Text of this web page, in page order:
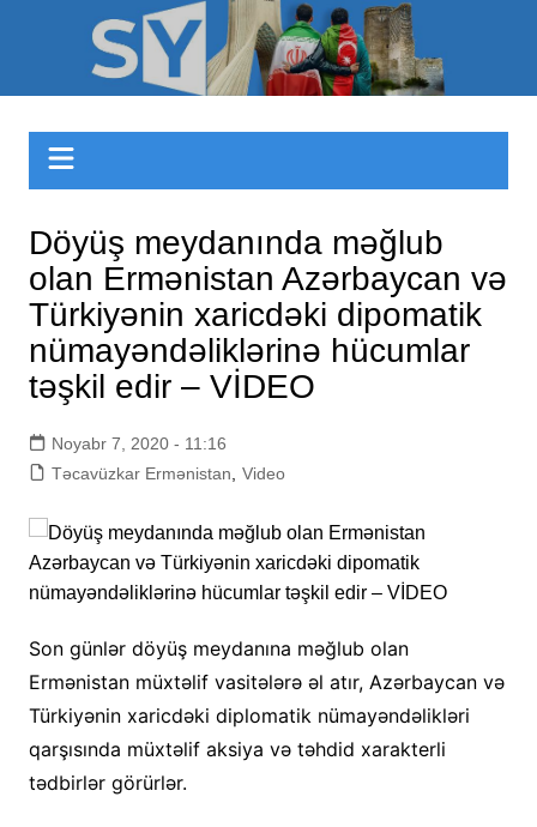
Sizinyol.org
Döyüş meydanında məğlub
olan Ermənistan Azərbaycan və
Türkiyənin xaricdəki dipomatik
nümayəndəliklərinə hücumlar
təşkil edir – VİDEO
Noyabr 7, 2020 - 11:16
Təcavüzkar Ermənistan
Video
Son günlər döyüş meydanına məğlub olan
Ermənistan müxtəlif vasitələrə əl atır, Azərbaycan və
Türkiyənin xaricdəki diplomatik nümayəndəlikləri
qarşısında müxtəlif aksiya və təhdid xarakterli
tədbirlər görürlər.